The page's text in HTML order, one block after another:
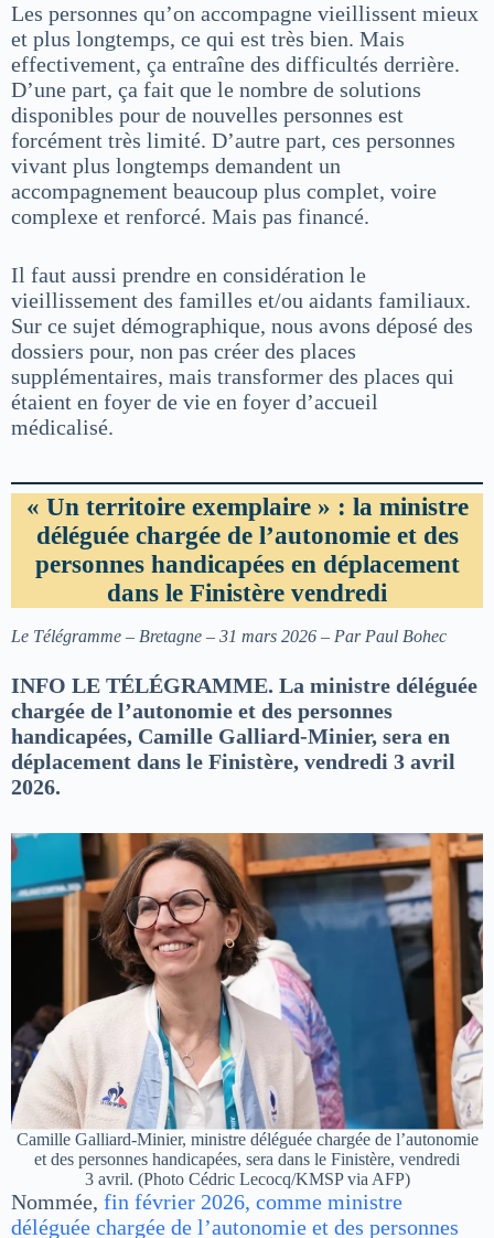
Les personnes qu’on accompagne vieillissent mieux
et plus longtemps, ce qui est très bien. Mais
effectivement, ça entraîne des difficultés derrière.
D’une part, ça fait que le nombre de solutions
disponibles pour de nouvelles personnes est
forcément très limité. D’autre part, ces personnes
vivant plus longtemps demandent un
accompagnement beaucoup plus complet, voire
complexe et renforcé. Mais pas financé.
Il faut aussi prendre en considération le
vieillissement des familles et/ou aidants familiaux.
Sur ce sujet démographique, nous avons déposé des
dossiers pour, non pas créer des places
supplémentaires, mais transformer des places qui
étaient en foyer de vie en foyer d’accueil
médicalisé.
« Un territoire exemplaire » : la ministre
déléguée chargée de l’autonomie et des
personnes handicapées en déplacement
dans le Finistère vendredi
Le Télégramme – Bretagne – 31 mars 2026 – Par Paul Bohec
INFO LE TÉLÉGRAMME. La ministre déléguée
chargée de l’autonomie et des personnes
handicapées, Camille Galliard-Minier, sera en
déplacement dans le Finistère, vendredi 3 avril
2026.
Camille Galliard-Minier, ministre déléguée chargée de l’autonomie
et des personnes handicapées, sera dans le Finistère, vendredi
3 avril. (Photo Cédric Lecocq/KMSP via AFP)
Nommée, fin février 2026, comme ministre
déléguée chargée de l’autonomie et des personnes